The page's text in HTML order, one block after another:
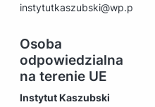
instytutkaszubski@wp.pl
Osoba
odpowiedzialna
na terenie UE
Instytut Kaszubski